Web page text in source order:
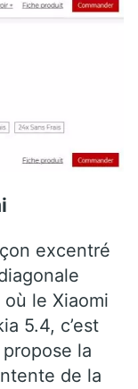
excentré
le Xiaomi
5.4, c’est
la
de la